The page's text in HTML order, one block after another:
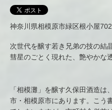
神奈川県相模原市緑区根小屋702
次世代を醸す若き兄弟の技の結
彗星のごとく現れた、艶やかな
「相模灘」を醸す久保田酒造
市・相模原市にあります。こう